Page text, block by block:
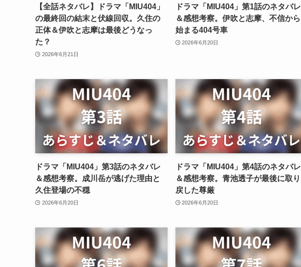
【全話ネタバレ】ドラマ「MIU404」
の最終回の結末と伏線回収。久住の
正体＆伊吹と志摩は最後どうなっ
た？
2026年6月21日
ドラマ「MIU404」第1話のネタバレ
＆感想考察。伊吹と志摩、不信から
始まる404号車
2026年6月20日
ドラマ「MIU404」第3話のネタバレ
＆感想考察。成川岳が逃げた理由と
久住登場の不穏
2026年6月20日
ドラマ「MIU404」第4話のネタバレ
＆感想考察。青池透子が最後に取り
戻した尊厳
2026年6月20日